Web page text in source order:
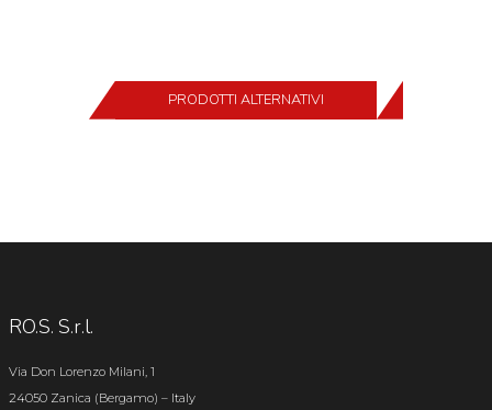
PRODOTTI ALTERNATIVI
RO.S. S.r.l.
Via Don Lorenzo Milani, 1
24050 Zanica (Bergamo) – Italy